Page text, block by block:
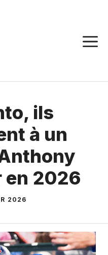
ils
à un
en 2026
2026